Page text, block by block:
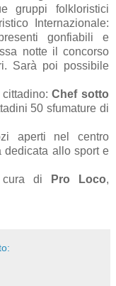
gruppi folkloristici
Internazionale:
gonfiabili e
notte il concorso
Sarà poi possibile
cittadino:Chef sotto
50 sfumature di
aperti nel centro
dedicata allo sport e
cura di
Pro Loco,